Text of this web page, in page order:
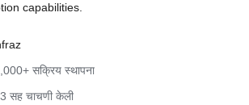
capabilities.
सक्रिय स्थापना
सह चाचणी केली